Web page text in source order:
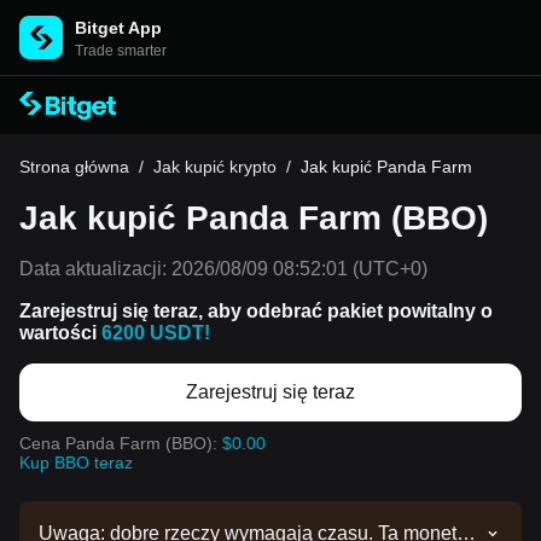
Bitget App
Trade smarter
Strona główna / Jak kupić krypto / Jak kupić Panda Farm
Jak kupić Panda Farm (BBO)
Data aktualizacji: 2026/08/09 08:52:01 (UTC+0)
Zarejestruj się teraz, aby odebrać pakiet powitalny o
wartości 6200 USDT!
Zarejestruj się teraz
Cena Panda Farm (BBO): $0.00
Kup BBO teraz
Uwaga: dobre rzeczy wymagają czasu. Ta moneta